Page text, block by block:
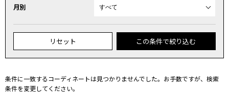
月別
リセット この条件で絞り込む
条件に一致するコーディネートは見つかりませんでした。お手数ですが、検索
条件を変更してください。